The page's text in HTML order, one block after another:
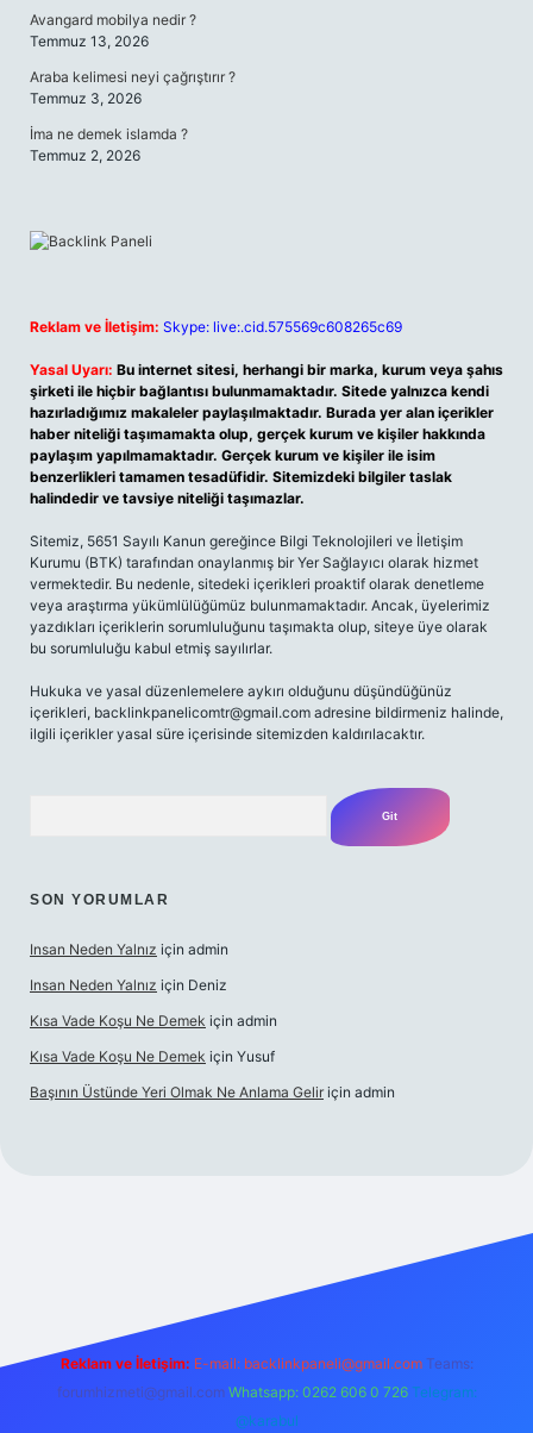
Avangard mobilya nedir ?
Temmuz 13, 2026
Araba kelimesi neyi çağrıştırır ?
Temmuz 3, 2026
İma ne demek islamda ?
Temmuz 2, 2026
Reklam ve İletişim: Skype: live:.cid.575569c608265c69
Yasal Uyarı: Bu internet sitesi, herhangi bir marka, kurum veya şahıs
şirketi ile hiçbir bağlantısı bulunmamaktadır. Sitede yalnızca kendi
hazırladığımız makaleler paylaşılmaktadır. Burada yer alan içerikler
haber niteliği taşımamakta olup, gerçek kurum ve kişiler hakkında
paylaşım yapılmamaktadır. Gerçek kurum ve kişiler ile isim
benzerlikleri tamamen tesadüfidir. Sitemizdeki bilgiler taslak
halindedir ve tavsiye niteliği taşımazlar.
Sitemiz, 5651 Sayılı Kanun gereğince Bilgi Teknolojileri ve İletişim
Kurumu (BTK) tarafından onaylanmış bir Yer Sağlayıcı olarak hizmet
vermektedir. Bu nedenle, sitedeki içerikleri proaktif olarak denetleme
veya araştırma yükümlülüğümüz bulunmamaktadır. Ancak, üyelerimiz
yazdıkları içeriklerin sorumluluğunu taşımakta olup, siteye üye olarak
bu sorumluluğu kabul etmiş sayılırlar.
Hukuka ve yasal düzenlemelere aykırı olduğunu düşündüğünüz
içerikleri, backlinkpanelicomtr@gmail.com adresine bildirmeniz halinde,
ilgili içerikler yasal süre içerisinde sitemizden kaldırılacaktır.
SON YORUMLAR
Insan Neden Yalnız için admin
Insan Neden Yalnız için Deniz
Kısa Vade Koşu Ne Demek için admin
Kısa Vade Koşu Ne Demek için Yusuf
Başının Üstünde Yeri Olmak Ne Anlama Gelir için admin
Reklam ve İletişim: E-mail: backlinkpaneli@gmail.com Teams:
forumhizmeti@gmail.com Whatsapp: 0262 606 0 726 Telegram:
@karabul